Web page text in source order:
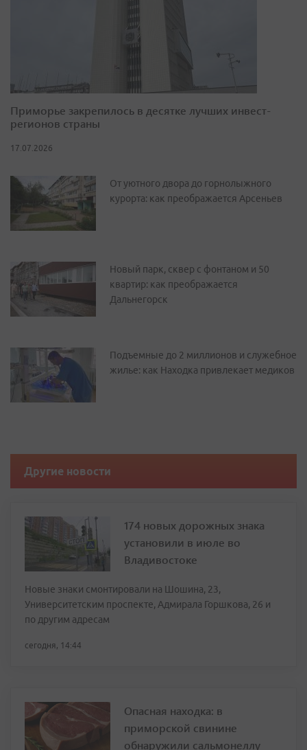
Приморье закрепилось в десятке лучших инвест-
регионов страны
17.07.2026
От уютного двора до горнолыжного
курорта: как преображается Арсеньев
Новый парк, сквер с фонтаном и 50
квартир: как преображается
Дальнегорск
Подъемные до 2 миллионов и служебное
жилье: как Находка привлекает медиков
Другие новости
174 новых дорожных знака
установили в июле во
Владивостоке
Новые знаки смонтировали на Шошина, 23,
Университетским проспекте, Адмирала Горшкова, 26 и
по другим адресам
сегодня, 14:44
Опасная находка: в
приморской свинине
обнаружили сальмонеллу